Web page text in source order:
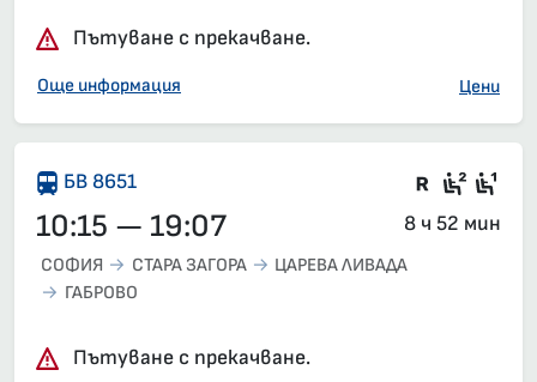
Пътуване с прекачване.
Още информация Цени
БВ 8651 Във
10:15 — 19:07 8 ч 52 мин
СОФИЯ СТАРА ЗАГОРА
ЦАРЕВА ЛИВАДА
ГАБРОВО
Пътуване с прекачване.